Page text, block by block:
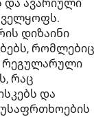
და ავარიული
დიზაინი
რომლებიც
რეგულარული
რაც
და